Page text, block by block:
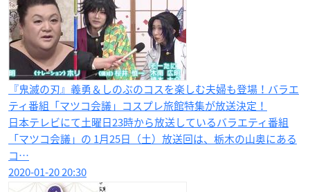
『鬼滅の刃』義勇＆しのぶのコスを楽しむ夫婦も登場！バラエ
ティ番組「マツコ会議」コスプレ旅館特集が放送決定！
日本テレビにて土曜日23時から放送しているバラエティ番組
「マツコ会議」の 1月25日（土）放送回は、栃木の山奥にある
コ…
2020-01-20 20:30